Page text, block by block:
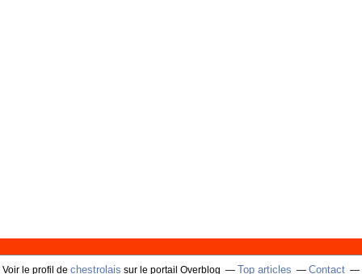
Voir le profil de chestrolais sur le portail Overblog Top articles Contact